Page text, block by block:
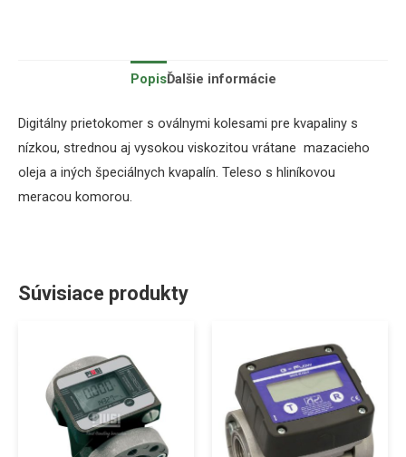
PopisĎalšie informácie
Digitálny prietokomer s oválnymi kolesami pre kvapaliny s
nízkou, strednou aj vysokou viskozitou vrátane mazacieho
oleja a iných špeciálnych kvapalín. Teleso s hliníkovou
meracou komorou.
Súvisiace produkty